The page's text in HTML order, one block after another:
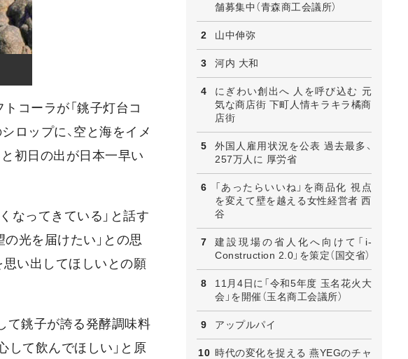
コーラが「銚子灯台コ
ロップに、空と海をイメ
初日の出が日本一早い
なってきている」と話す
の光を届けたい」との思
思い出してほしいとの願
て銚子が誇る発酵調味料
して飲んでほしい」と原
舗募集中（青森商工会議所）
山中伸弥
河内 大和
にぎわい創出へ 人を呼び込む 元
気な商店街 下町人情キラキラ橘商
店街
外国人雇用状況を公表 過去最多、
257万人に 厚労省
「あったらいいね」を商品化 視点
を変えて壁を越える女性経営者 西
谷
建設現場の省人化へ向けて「i-
Construction 2.0」を策定（国交省）
11月4日に「令和5年度 玉名花火大
会」を開催（玉名商工会議所）
アップルパイ
時代の変化を捉える 燕YEGのチャ